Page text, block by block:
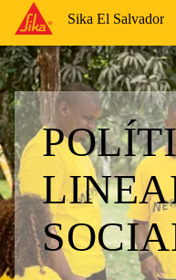
Sika El Salvador